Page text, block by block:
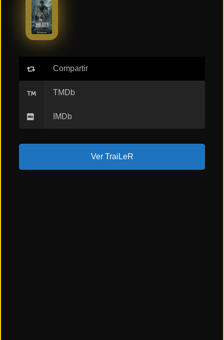
ESTRENOS
CALENDARIO
de Cine
Series
Estrenos
Compartir
TMDb
IMDb
Ver TraiLeR